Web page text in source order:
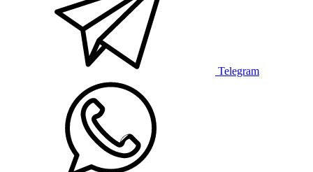
Telegram